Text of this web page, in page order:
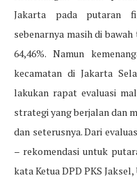
Jakarta pada putaran
sebenarnya masih di
64,46%. Namun
kecamatan di Jakarta
lakukan rapat evaluasi
strategi yang berjalan dan
dan seterusnya. Dari
– rekomendasi untuk
kata Ketua DPD PKS